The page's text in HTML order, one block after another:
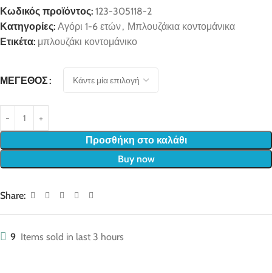
Κωδικός προϊόντος: 123-305118-2
Κατηγορίες: Αγόρι 1-6 ετών, Μπλουζάκια κοντομάνικα
Ετικέτα: μπλουζάκι κοντομάνικο
ΜΈΓΕΘΟΣ
Προσθήκη στο καλάθι
Buy now
Share:
9 Items sold in last 3 hours